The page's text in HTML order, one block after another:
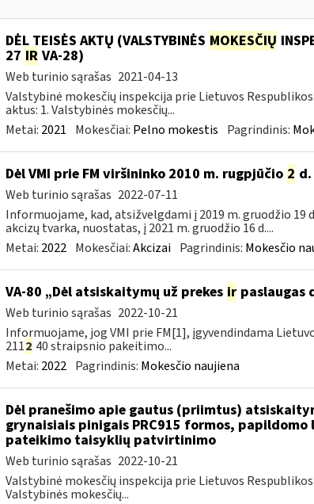
DĖL TEISĖS AKTŲ (VALSTYBINĖS MOKESČIŲ
27 IR VA-28)
Web turinio sąrašas 2021-04-13
Valstybinė mokesčių inspekcija prie Lietuvos
aktus: 1. Valstybinės mokesčių...
Metai: 2021 Mokesčiai: Pelno mokestis Pagrindinis:
Dėl VMI prie FM viršininko 2010 m. rugpjūčio 2
Web turinio sąrašas 2022-07-11
Informuojame, kad, atsižvelgdami į 2019 m. gruodžio 19
akcizų tvarka, nuostatas, į 2021 m. gruodžio 16 d....
Metai: 2022 Mokesčiai:Akcizai Pagrindinis: Mokesčio
VA-80 „Dėl atsiskaitymų už prekes irpaslaugas
Web turinio sąrašas 2022-10-21
Informuojame, jog VMI prie FM[1], įgyvendindama
2112 40 straipsnio pakeitimo...
Metai: 2022 Pagrindinis: Mokesčio naujiena
Dėl pranešimo apie gautus (priimtus)
grynaisiais pinigais PRC915 formos, papildomo
pateikimo taisyklių patvirtinimo
Web turinio sąrašas 2022-10-21
Valstybinė mokesčių inspekcija prie Lietuvos
Valstybinės mokesčių...